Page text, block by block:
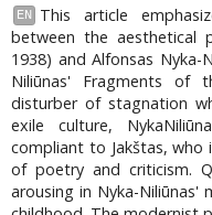
EN
This article
between the aesthetical
1938) and Alfonsas Nyka-
Niliūnas' Fragments of
disturber of stagnation
exile culture,
compliant to Jakštas, who
of poetry and criticism.
arousing in Nyka-